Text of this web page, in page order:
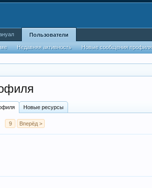
Новые ресурсы
9 Вперёд >
Пользователи
Недавняя активность Новые сообщения профиля